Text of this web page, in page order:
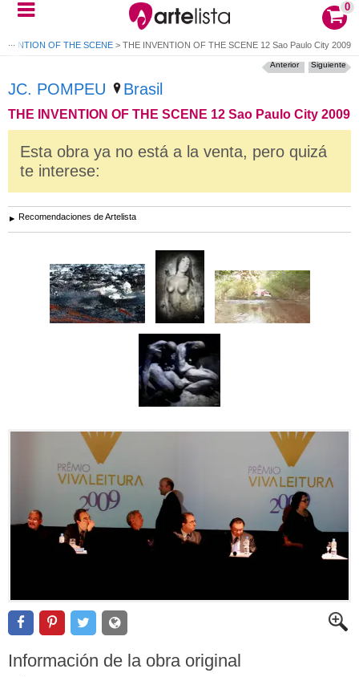
0
OF THE SCENE > THE INVENTION OF THE SCENE 12 Sao Paulo City 2009
JC. POMPEU Brasil
THE INVENTION OF THE SCENE 12 Sao Paulo City 2009
Siguiente
Anterior
Esta obra ya no está a la venta, pero quizá
te interese:
Recomendaciones de Artelista
Información de la obra original